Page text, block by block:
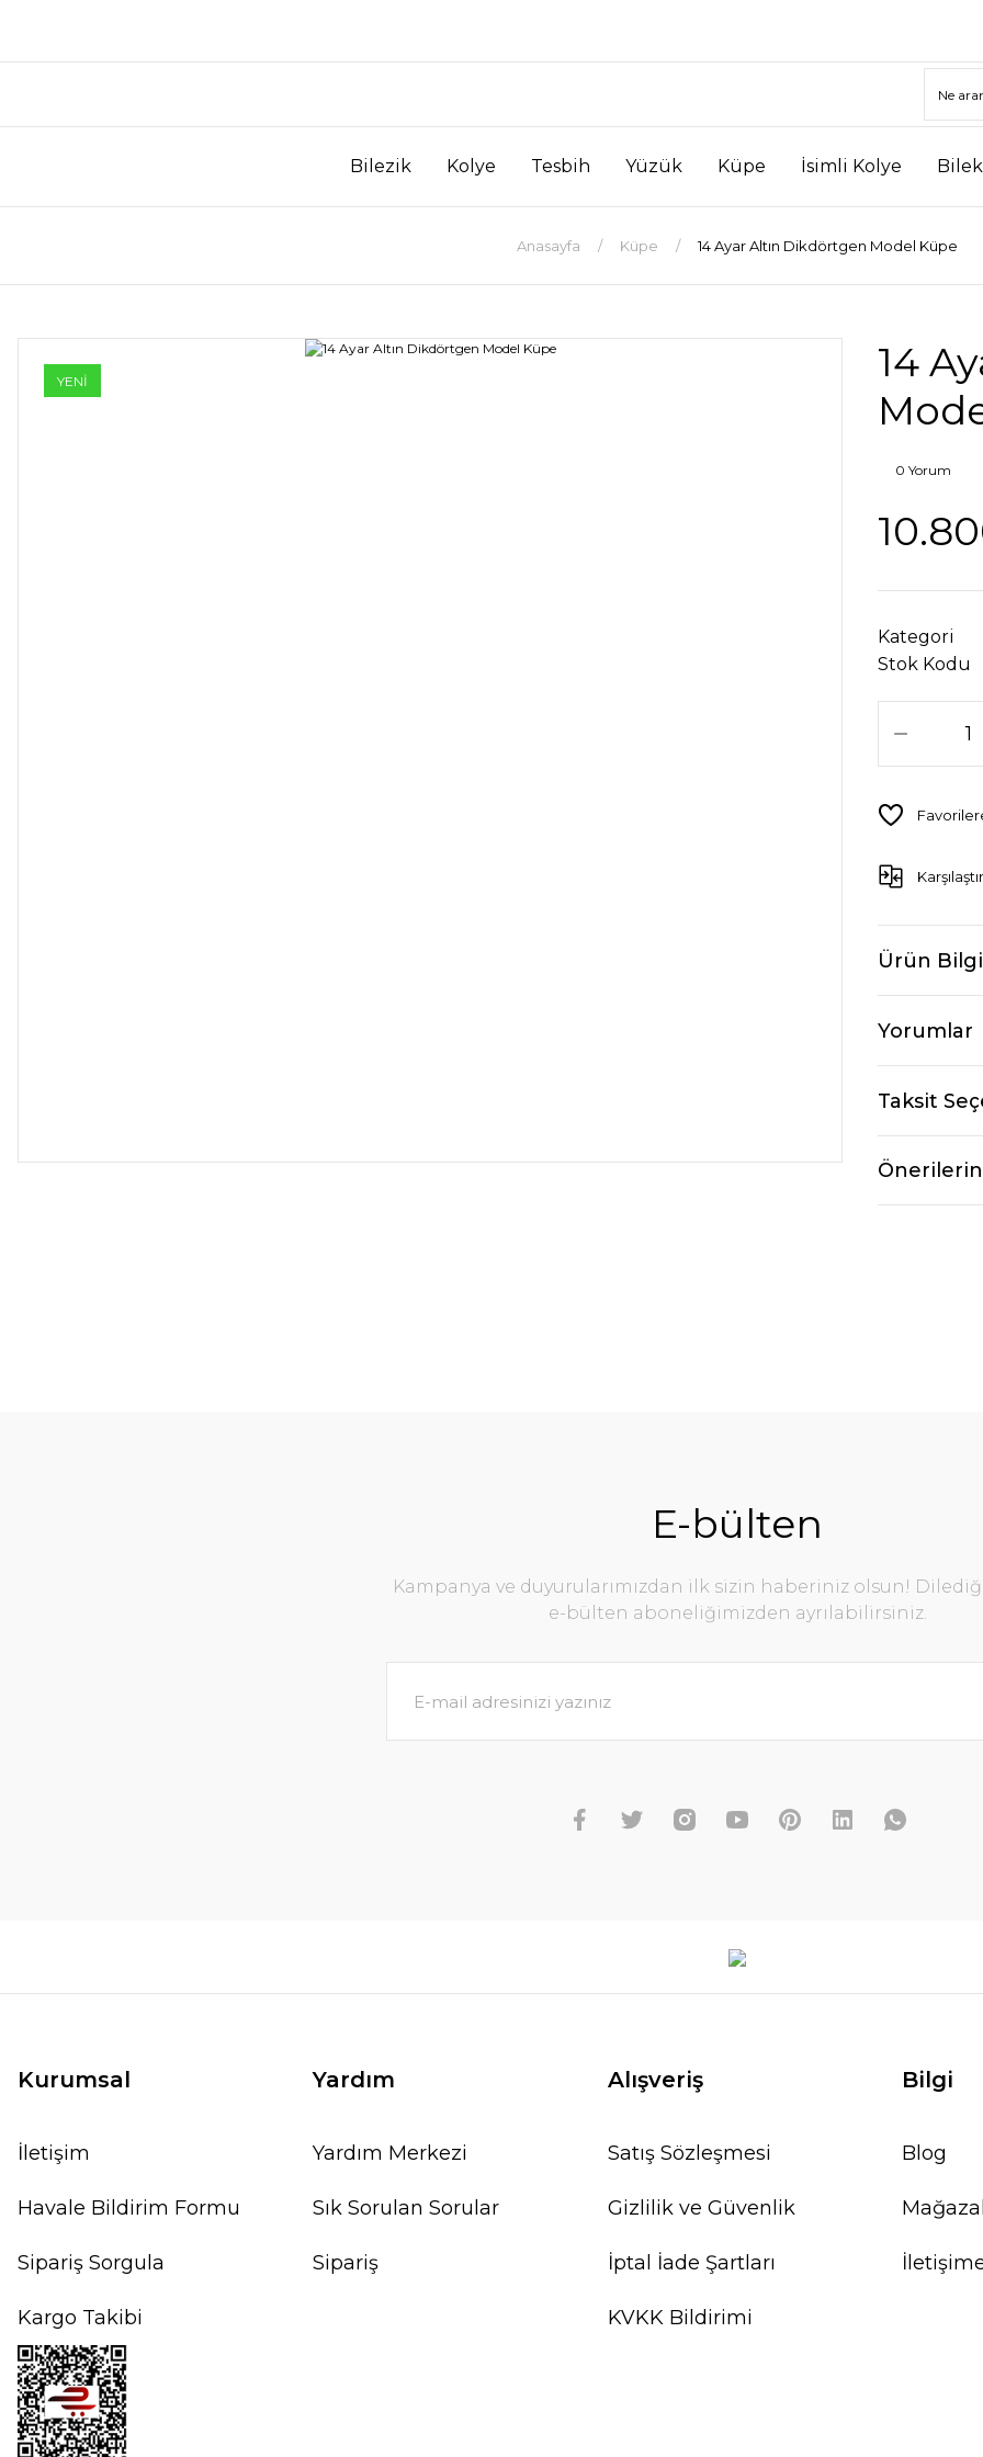
Bilezik Kolye Tesbih Yüzük Küpe İsimli Kolye
Anasayfa Küpe 14 Ayar Altın Dikdörtgen Model Küpe
YENİ
14
0 Yorum
Kategori
Stok Kodu
Karşılaştır
Ürün
Yorumlar
Taksit
E-bülten
Kampanya ve duyurularımızdan ilk sizin haberiniz olsun!
e-bülten aboneliğimizden ayrılabilirsiniz.
Kurumsal
İletişim
Havale Bildirim Formu
Sipariş Sorgula
Kargo Takibi
Yardım
Yardım Merkezi
Sık Sorulan Sorular
Sipariş
Alışveriş
Satış Sözleşmesi
Gizlilik ve Güvenlik
İptal İade Şartları
KVKK Bildirimi
Bilgi
Blog